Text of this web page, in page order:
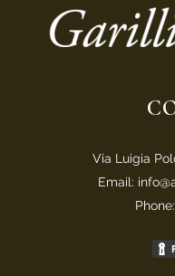
Via Luigia
Email: